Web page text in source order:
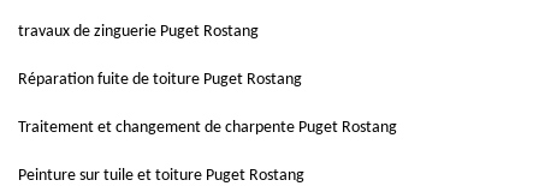
travaux de zinguerie Puget Rostang
Réparation fuite de toiture Puget Rostang
Traitement et changement de charpente Puget Rostang
Peinture sur tuile et toiture Puget Rostang